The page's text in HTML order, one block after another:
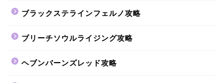
ブラックステラインフェルノ攻略
ブリーチソウルライジング攻略
ヘブンバーンズレッド攻略